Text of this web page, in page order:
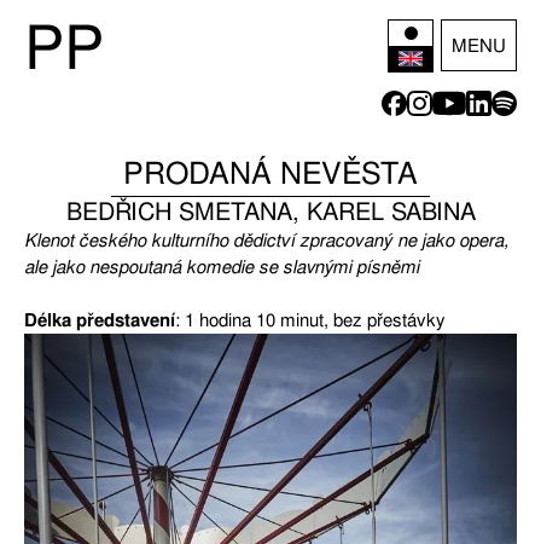
PP MENU
PRODANÁ NEVĚSTA
BEDŘICH SMETANA, KAREL SABINA
Klenot českého kulturního dědictví zpracovaný ne jako opera,
ale jako nespoutaná komedie se slavnými písněmi
Délka představení: 1 hodina 10 minut, bez přestávky